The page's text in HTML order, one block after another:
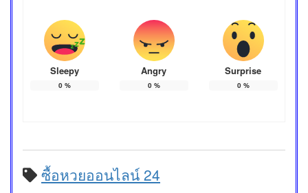
Sleepy
0%
Angry
0%
Surprise
0%
ซื้อหวยออนไลน์ 24